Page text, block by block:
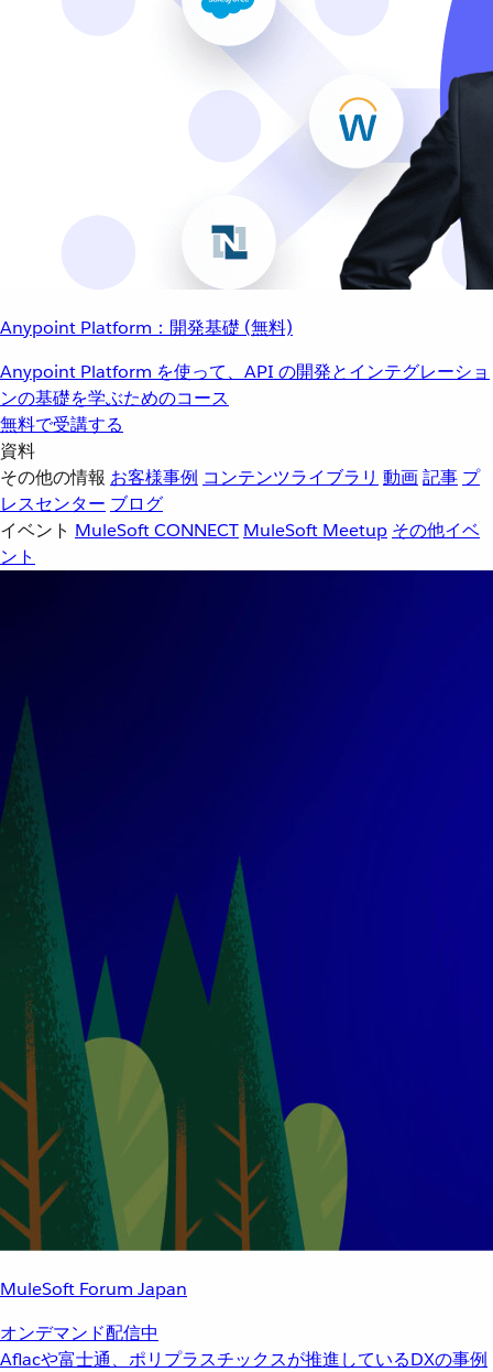
Anypoint Platform：開発基礎 (無料)
Anypoint Platform を使って、API の開発とインテグレーショ
ンの基礎を学ぶためのコース
無料で受講する
資料
その他の情報 お客様事例 コンテンツライブラリ 動画記事 プ
レスセンター ブログ
イベント MuleSoft CONNECT MuleSoft Meetup その他イベ
ント
MuleSoft Forum Japan
オンデマンド配信中
Aflacや富士通、ポリプラスチックスが推進しているDXの事例